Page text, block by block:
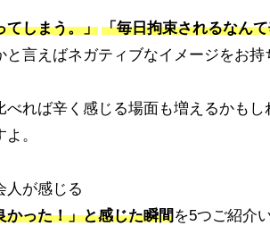
てしまう。」 「毎日拘束されるなん
と言えばネガティブなイメージをお
べれば辛く感じる場面も増えるかもし
。
人が感じる
かった！」と感じた瞬間を5つご紹介